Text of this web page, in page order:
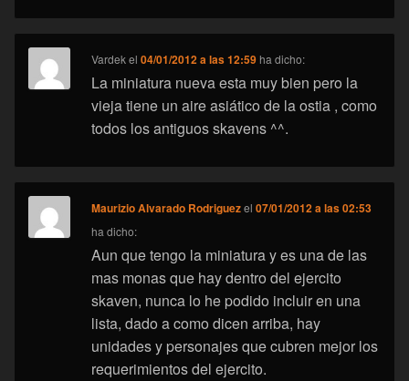
Vardekel04/01/2012 a las 12:59 ha dicho:
La miniatura nueva esta muy bien pero la
vieja tiene un aire asiático de la ostia , como
todos los antiguos skavens ^^.
Maurizio Alvarado Rodriguezel07/01/2012 a las 02:53
ha dicho:
Aun que tengo la miniatura y es una de las
mas monas que hay dentro del ejercito
skaven, nunca lo he podido incluir en una
lista, dado a como dicen arriba, hay
unidades y personajes que cubren mejor los
requerimientos del ejercito.